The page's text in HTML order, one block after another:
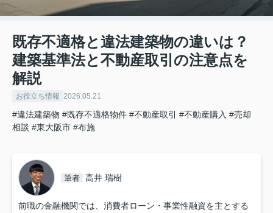
既存不適格と違法建築物の違いは？
建築基準法と不動産取引の注意点を
解説
お役立ち情報 2026.05.21
#違法建築物 #既存不適格物件 #不動産取引 #不動産購入 #売却
相談 #東大阪市 #布施
筆者 高井 瑞樹
前職の金融機関では、消費者ローン・事業性融資を主とする